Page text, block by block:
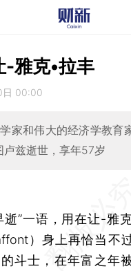
-雅克•拉丰
00:00
家和伟大的经济学教育
卢兹逝世，享年57岁
”一语，用在让-雅
）身上再恰当不
斗士，在年富之年